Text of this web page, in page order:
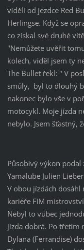
viděli od jezdce Red
Herlingse. Když se
co získal své druhé
"Nemůžete uvěřit
kolech, viděl jsem ty
The Bullet řekl: " V
smůly, byl to dlouhý
nakonec bylo vše v
motocykl. Moje jízda
nebylo. Jsem šťastný,
Působivý výkon podal
Yamalube Julien
V obou jízdách
kariéře FIM
Nebyl to vůbec
jízda dobrá. Po třetím
Dylana (Ferrandise)